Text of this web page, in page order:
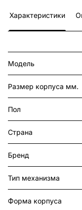
Характеристики
Модель
Размер корпуса мм.
Пол
Страна
Бренд
Тип механизма
Форма корпуса